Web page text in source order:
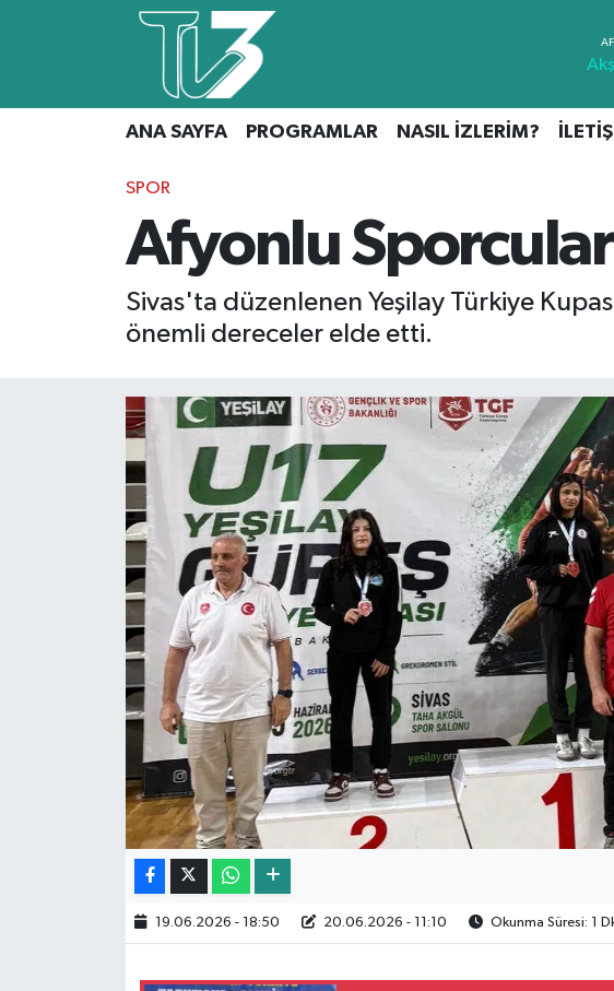
ANA SAYFA PROGRAMLAR NASIL İZLERİM?
SPOR
Afyonlu
Sivas'ta düzenlenen Yeşilay Türkiye
önemli dereceler elde etti.
19.06.2026 - 18:50 20.06.2026 - 11:10 Okunma Süresi: 1
Canlı Yayın
PROGRAMLAR
NASIL İZLERİM?
İLETİŞİM